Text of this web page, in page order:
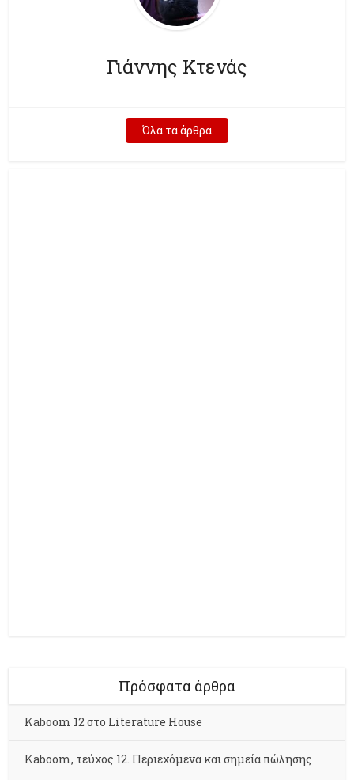
Γιάννης Κτενάς
Όλα τα άρθρα
Πρόσφατα άρθρα
Kaboom 12 στο Literature House
Kaboom, τεύχος 12. Περιεχόμενα και σημεία πώλησης